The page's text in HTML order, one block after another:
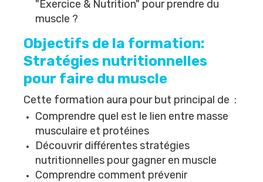
"Exercice & Nutrition" pour prendre du
muscle ?
Objectifs de la formation:
Stratégies nutritionnelles
pour faire du muscle
Cette formation aura pour but principal de :
Comprendre quel est le lien entre masse
musculaire et protéines
Découvrir différentes stratégies
nutritionnelles pour gagner en muscle
Comprendre comment prévenir